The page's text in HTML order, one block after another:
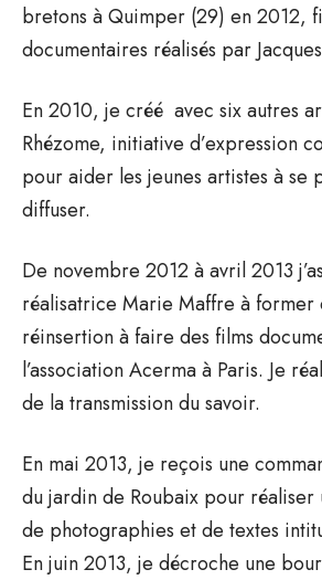
bretons à Quimper (29) en 2012,
documentaires réalisés par
En 2010, je créé avec six autres
Rhézome, initiative d’expression
pour aider les jeunes artistes à se
diffuser.
De novembre 2012 à avril 2013
réalisatrice Marie Maffre à former
réinsertion à faire des films
l’association Acerma à Paris. Je
de la transmission du savoir.
En mai 2013, je reçois une
du jardin de Roubaix pour réaliser
de photographies et de textes
En juin 2013, je décroche une